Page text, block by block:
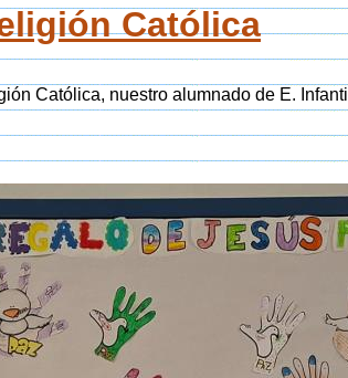
Católica
Católica, nuestro alumnado de E.